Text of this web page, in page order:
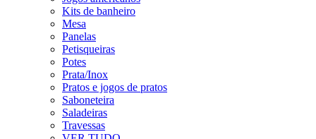
Kits de banheiro
Mesa
Panelas
Petisqueiras
Potes
Prata/Inox
Pratos e jogos de pratos
Saboneteira
Saladeiras
Travessas